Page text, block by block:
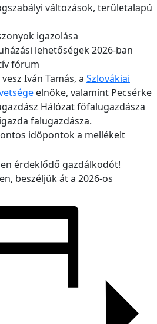
változások, területalapú
igazolása
lehetőségek 2026-ban
fórum
Iván Tamás, a Szlovákiai
elnöke, valamint Pecsérke
Hálózat főfalugazdásza
falugazdásza.
időpontok a mellékelt
érdeklődő gazdálkodót!
beszéljük át a 2026-os